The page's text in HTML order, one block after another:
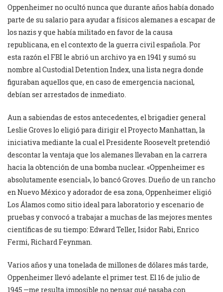
Oppenheimer no ocultó nunca que durante años había donado
parte de su salario para ayudar a físicos alemanes a escapar de
los nazis y que había militado en favor de la causa
republicana, en el contexto de la guerra civil española. Por
esta razón el FBI le abrió un archivo ya en 1941 y sumó su
nombre al Custodial Detention Index, una lista negra donde
figuraban aquellos que, en caso de emergencia nacional,
debían ser arrestados de inmediato.
Aun a sabiendas de estos antecedentes, el brigadier general
Leslie Groves lo eligió para dirigir el Proyecto Manhattan, la
iniciativa mediante la cual el Presidente Roosevelt pretendió
descontar la ventaja que los alemanes llevaban en la carrera
hacia la obtención de una bomba nuclear. «Oppenheimer es
absolutamente esencial», lo bancó Groves. Dueño de un rancho
en Nuevo México y adorador de esa zona, Oppenheimer eligió
Los Álamos como sitio ideal para laboratorio y escenario de
pruebas y convocó a trabajar a muchas de las mejores mentes
científicas de su tiempo: Edward Teller, Isidor Rabi, Enrico
Fermi, Richard Feynman.
Varios años y una tonelada de millones de dólares más tarde,
Oppenheimer llevó adelante el primer test. El 16 de julio de
1945 —me resulta imposible no pensar qué pasaba con